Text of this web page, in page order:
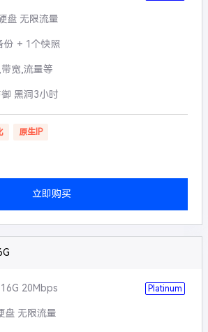
盘 无限流量
份 + 1个快照
宽,流量等
御 黑洞3小时
原生IP
立即购买
20Mbps Platinum
盘 无限流量